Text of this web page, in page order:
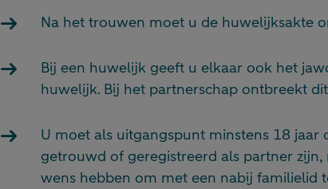
Na het trouwen moet u de huwelijksakte
Bij een huwelijk geeft u elkaar ook het
huwelijk. Bij het partnerschap ontbreekt
U moet als uitgangspunt minstens 18 jaar
getrouwd of geregistreerd als partner
wens hebben om met een nabij familielid